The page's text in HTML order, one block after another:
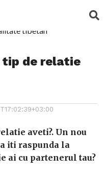
tip de relatie
aveti?. Un nou
iti raspunda la
ai cu partenerul tau?